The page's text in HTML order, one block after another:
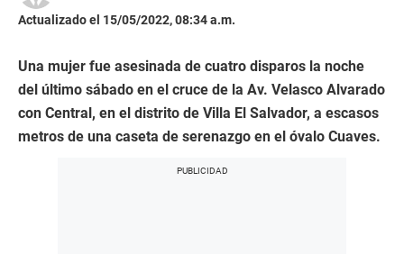
Actualizado el 15/05/2022, 08:34 a.m.
Una mujer fue asesinada de cuatro disparos la noche
del último sábado en el cruce de la Av. Velasco Alvarado
con Central, en el distrito de Villa El Salvador, a escasos
metros de una caseta de serenazgo en el óvalo Cuaves.